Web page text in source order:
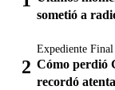
sometió a
Expediente Final
Cómo perdió
recordó